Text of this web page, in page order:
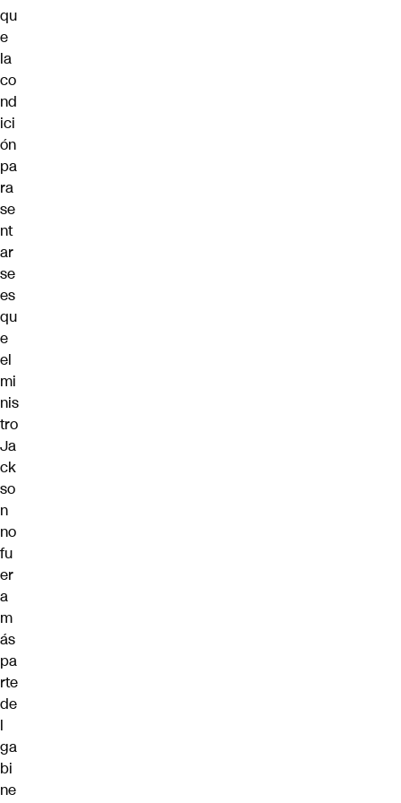
qu
e
la
co
nd
ici
ón
pa
ra
se
nt
ar
se
es
qu
e
el
mi
nis
tro
Ja
ck
so
n
no
fu
er
a
m
ás
pa
rte
de
l
ga
bi
ne